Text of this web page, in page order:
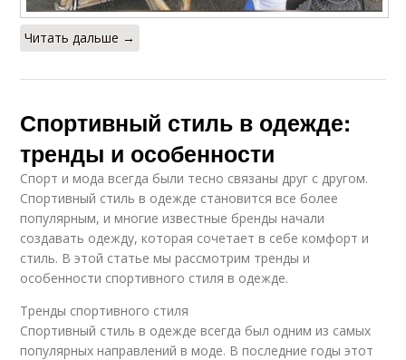
Читать дальше →
Спортивный стиль в одежде:
тренды и особенности
Спорт и мода всегда были тесно связаны друг с другом.
Спортивный стиль в одежде становится все более
популярным, и многие известные бренды начали
создавать одежду, которая сочетает в себе комфорт и
стиль. В этой статье мы рассмотрим тренды и
особенности спортивного стиля в одежде.
Тренды спортивного стиля
Спортивный стиль в одежде всегда был одним из самых
популярных направлений в моде. В последние годы этот